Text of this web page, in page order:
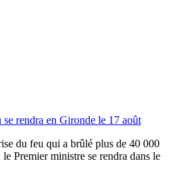
rendra en Gironde le 17 août
du feu qui a brûlé plus de 40 000
Premier ministre se rendra dans le